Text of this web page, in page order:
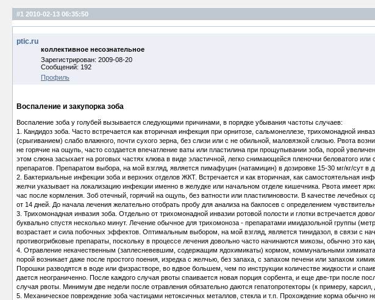
#1 2010-02-13 06:35:50
ptic.ru
коллективное несознательное
Зарегистрирован: 2009-08-20
Сообщений: 192
Профиль
Воспаление и закупорка зоба
Воспаление зоба у голубей вызывается следующими причинами, в порядке убывания частоты случаев:
1. Кандидоз зоба. Часто встречается как вторичная инфекция при орнитозе, сальмонеллезе, трихомонадной
(срыгиванием) слабо влажного, почти сухого зерна, без слизи или с не обильной, маловязкой слизью. Рвота
не горячие на ощупь, часто создается впечатление ваты или пластилина при прощупывании зоба, порой
этом слюна засыхает на роговых частях клюва в виде эластичной, легко снимающейся пленочки беловатого
препаратов. Препаратом выбора, на мой взгляд, является пимафуцин (натамицин) в дозировке 15-30 мг/кг/сут
2. Бактериальные инфекции зоба и верхних отделов ЖКТ. Встречается и как вторичная, как самостоятельная
желчи указывает на локализацию инфекции именно в желудке или начальном отделе кишечника. Рвота имеет
час после кормления. Зоб отечный, горячий на ощупь, без ватности или пластилиновости. В качестве
от 14 дней. До начала лечения желательно отобрать пробу для анализа на бакпосев с определением
3. Трихомонадная инвазия зоба. Отдельно от трихомонадной инвазии ротовой полости и глотки встречается
буквально спустя несколько минут. Лечение обычное для трихомоноза - препаратами имидазольной группы
возрастает и сила побочных эффектов. Оптимальным выбором, на мой взгляд, является тинидазол, в связи с
противогрибковые препараты, поскольку в процессе лечения довольно часто начинаются микозы, обычно это
4. Отравление некачественным (заплесневевшим, содержащим ядохимикаты) кормом, коммунальными
порой возникает даже после простого поения, изредка с желчью, без запаха, с запахом печени или запахом
Порошки разводятся в воде или физрастворе, во вдвое большем, чем по инструкции количестве жидкости и
дается неограниченно. После каждого случая рвоты спаивается новая порция сорбента, и еще две-три после
случая рвоты. Минимум две недели после отравления обязательно даются гепатопротекторы (к примеру,
5. Механическое повреждение зоба частицами нетоксичных металлов, стекла и т.п. Прохождение корма обычно